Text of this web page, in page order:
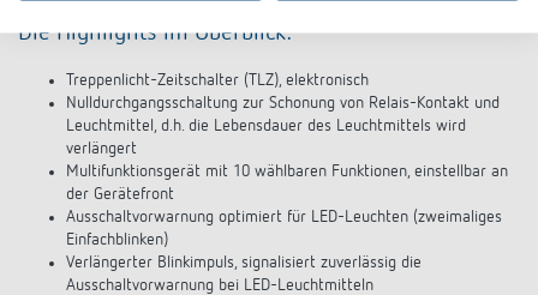
Die Highlights im Überblick:
Treppenlicht-Zeitschalter (TLZ), elektronisch
Nulldurchgangsschaltung zur Schonung von Relais-Kontakt und
Leuchtmittel, d.h. die Lebensdauer des Leuchtmittels wird
verlängert
Multifunktionsgerät mit 10 wählbaren Funktionen, einstellbar an
der Gerätefront
Ausschaltvorwarnung optimiert für LED-Leuchten (zweimaliges
Einfachblinken)
Verlängerter Blinkimpuls, signalisiert zuverlässig die
Ausschaltvorwarnung bei LED-Leuchtmitteln